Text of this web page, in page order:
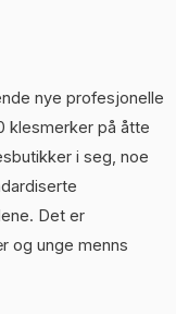
nye profesjonelle
klesmerker på åtte
i seg, noe
Det er
og unge menns